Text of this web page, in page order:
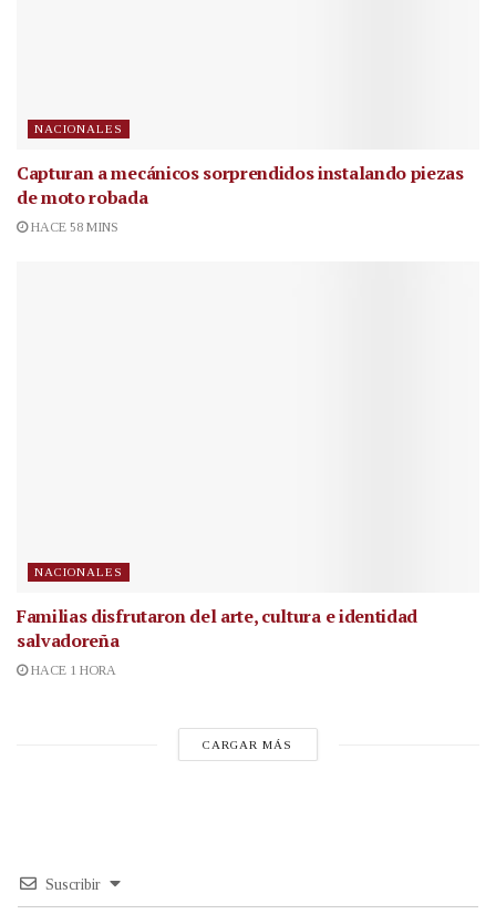
NACIONALES
Capturan a mecánicos sorprendidos instalando piezas
de moto robada
HACE 58 MINS
NACIONALES
Familias disfrutaron del arte, cultura e identidad
salvadoreña
HACE 1 HORA
CARGAR MÁS
Suscribir